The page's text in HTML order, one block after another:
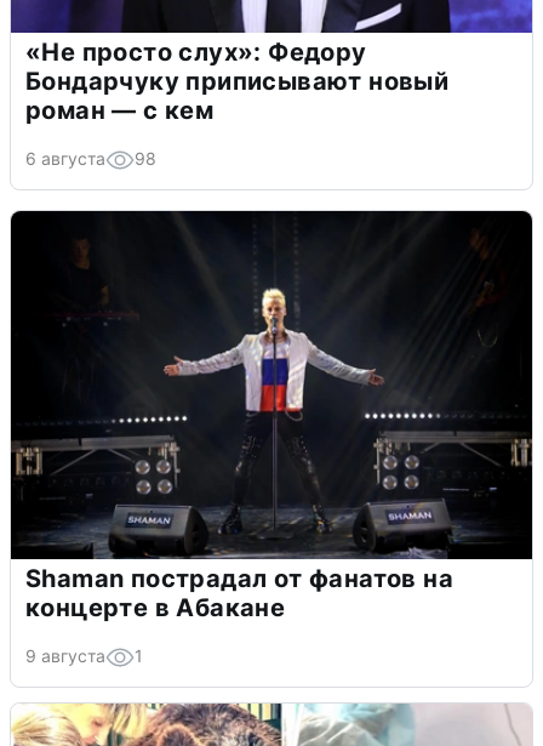
«Не просто слух»: Федору
Бондарчуку приписывают новый
роман — с кем
6 августа 98
Shaman пострадал от фанатов на
концерте в Абакане
9 августа 1